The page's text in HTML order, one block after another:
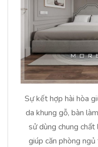
Sự kết hợp hài hòa
da khung gỗ, bàn
sử dùng chung
giúp căn phòng